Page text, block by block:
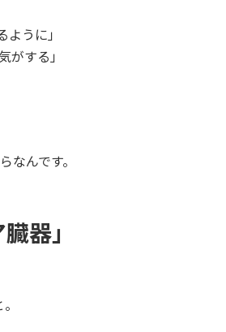
うに」
がする」
なんです。
器」